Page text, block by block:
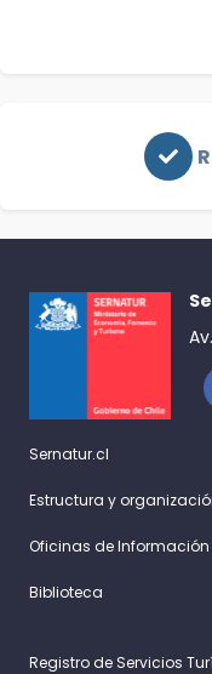
Sernatur.cl
Estructura y
Oficinas de Información
Biblioteca
Registro de Servicios